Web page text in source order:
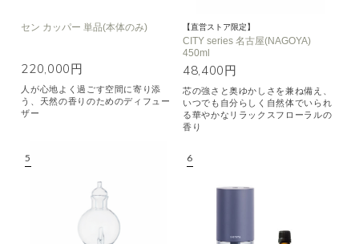
セン カッパー 単品(本体のみ)
220,000円
人が心地よく過ごす空間に寄り添
う、天然の香りのためのディフュー
ザー
【直営ストア限定】
CITY series 名古屋(NAGOYA)
450ml
48,400円
芯の強さと奥ゆかしさを兼ね備え、
いつでも自分らしく自然体でいられ
る華やかなリラックスフローラルの
香り